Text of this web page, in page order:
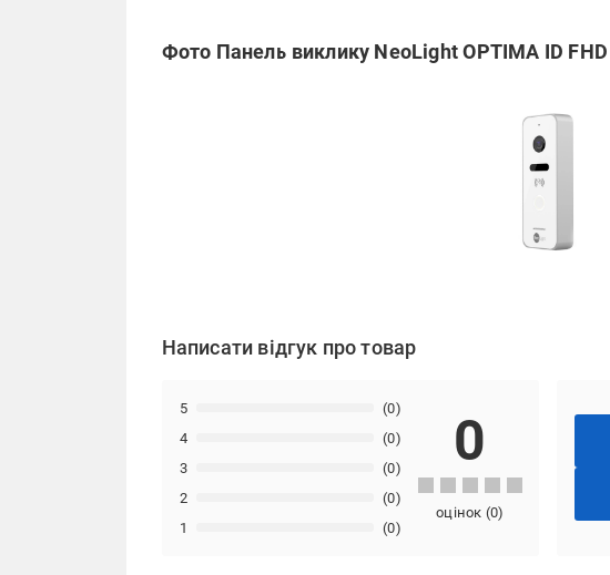
Фото Панель виклику NeoLight OPTIMA ID FHD
Написати відгук про товар
1 (0)
2 (0)
3 (0)
4 (0)
5 (0)
0
оцінок (0)